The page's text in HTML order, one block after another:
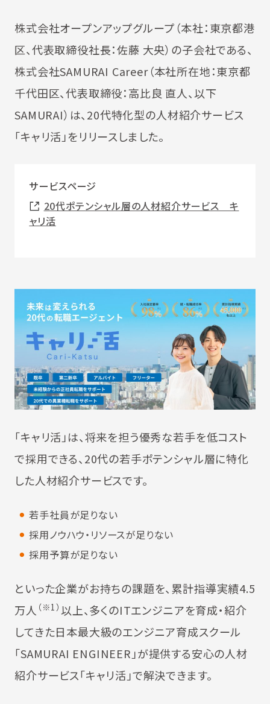
株式会社オープンアップグループ（本社：東京都港
区、代表取締役社長：佐藤 大央）の子会社である、
株式会社SAMURAI Career（本社所在地：東京都
千代田区、代表取締役：高比良 直人、以下
SAMURAI）は、20代特化型の人材紹介サービス
「キャリ活」をリリースしました。
サービスページ
20代ポテンシャル層の人材紹介サービス キ
ャリ活
「キャリ活」は、将来を担う優秀な若手を低コスト
で採用できる、20代の若手ポテンシャル層に特化
した人材紹介サービスです。
若手社員が足りない
採用ノウハウ・リソースが足りない
採用予算が足りない
といった企業がお持ちの課題を、累計指導実績4.5
万人 （※1） 以上、多くのITエンジニアを育成・紹介
してきた日本最大級のエンジニア育成スクール
「SAMURAI ENGINEER」が提供する安心の人材
紹介サービス「キャリ活」で解決できます。